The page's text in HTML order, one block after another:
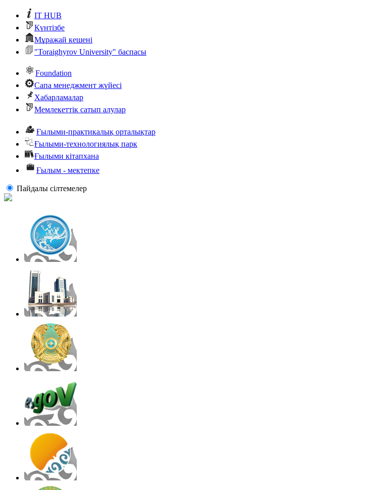
IT HUB
Күнтізбе
Мұражай кешені
"Toraighyrov University" баспасы
Foundation
Сапа менеджмент жүйесі
Хабарламалар
Мемлекеттік сатып алулар
Ғылыми-практикалық орталықтар
Ғылыми-технологиялық парк
Ғылыми кітапхана
Ғылым - мектепке
Пайдалы сiлтемелер